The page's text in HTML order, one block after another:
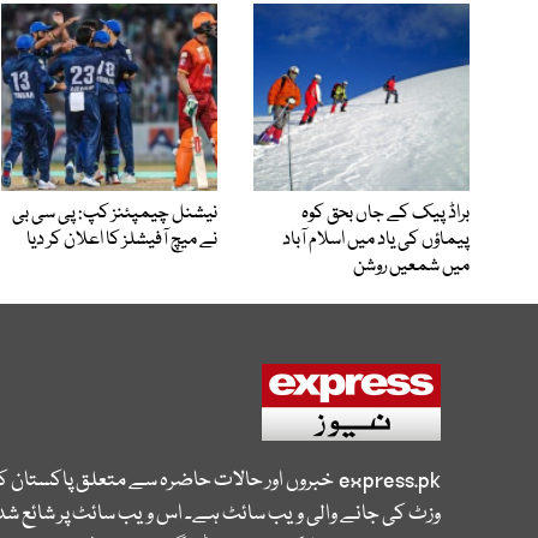
براڈ پیک کے جاں بحق کوہ
پیماؤں کی یاد میں اسلام آباد
میں شمعیں روشن
نیشنل چیمپئنز کپ: پی سی بی
نے میچ آفیشلز کا اعلان کر دیا
express.pkخبروں اور حالات حاضرہ سے متعلق
وزٹ کی جانے والی ویب سائٹ ہے۔ اس ویب سائٹ پر شائع